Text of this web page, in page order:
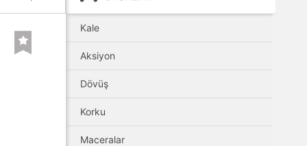
Kale
Aksiyon
Dövüş
Korku
Maceralar